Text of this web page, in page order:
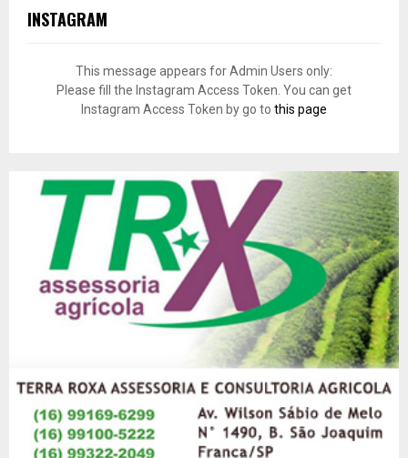
INSTAGRAM
This message appears for Admin Users only:
Please fill the Instagram Access Token. You can get
Instagram Access Token by go to this page